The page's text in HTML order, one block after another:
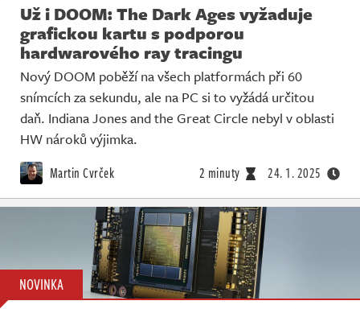
Už i DOOM: The Dark Ages vyžaduje
grafickou kartu s podporou
hardwarového ray tracingu
Nový DOOM poběží na všech platformách při 60
snímcích za sekundu, ale na PC si to vyžádá určitou
daň. Indiana Jones and the Great Circle nebyl v oblasti
HW nároků výjimka.
Martin Cvrček 2 minuty 24. 1. 2025
NOVINKA